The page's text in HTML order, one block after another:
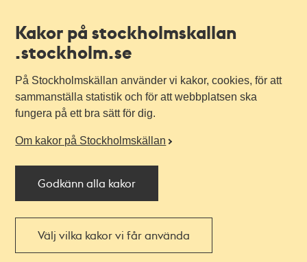
Kakor på stockholmskallan
.stockholm.se
På Stockholmskällan använder vi kakor, cookies, för att
sammanställa statistik och för att webbplatsen ska
fungera på ett bra sätt för dig.
Om kakor på Stockholmskällan
Godkänn alla kakor
Välj vilka kakor vi får använda